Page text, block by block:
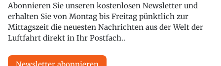
Abonnieren Sie unseren kostenlosen Newsletter und
erhalten Sie von Montag bis Freitag pünktlich zur
Mittagszeit die neuesten Nachrichten aus der Welt der
Luftfahrt direkt in Ihr Postfach..